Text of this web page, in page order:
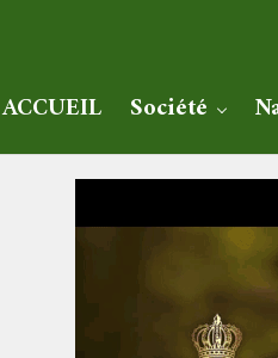
ACCUEIL Société